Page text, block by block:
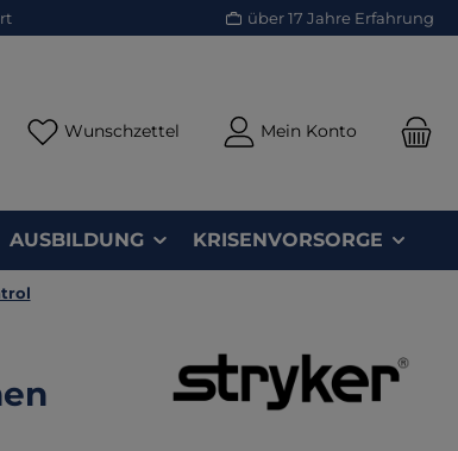
über 17 Jahre Erfahrung
Wunschzettel Du hast 0 Produkte auf dem
Mein Konto
AUSBILDUNG KRISENVORSORGE